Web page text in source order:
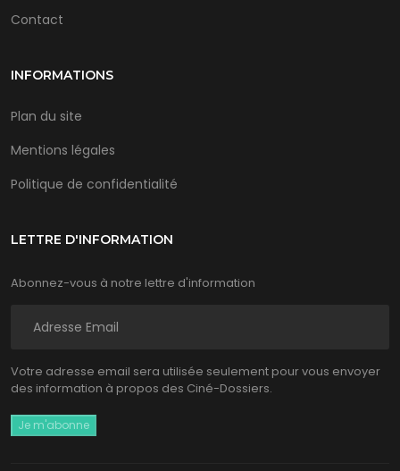
Contact
INFORMATIONS
Plan du site
Mentions légales
Politique de confidentialité
LETTRE D'INFORMATION
Abonnez-vous à notre lettre d'information
Votre adresse email sera utilisée seulement pour vous envoyer
des information à propos des Ciné-Dossiers.